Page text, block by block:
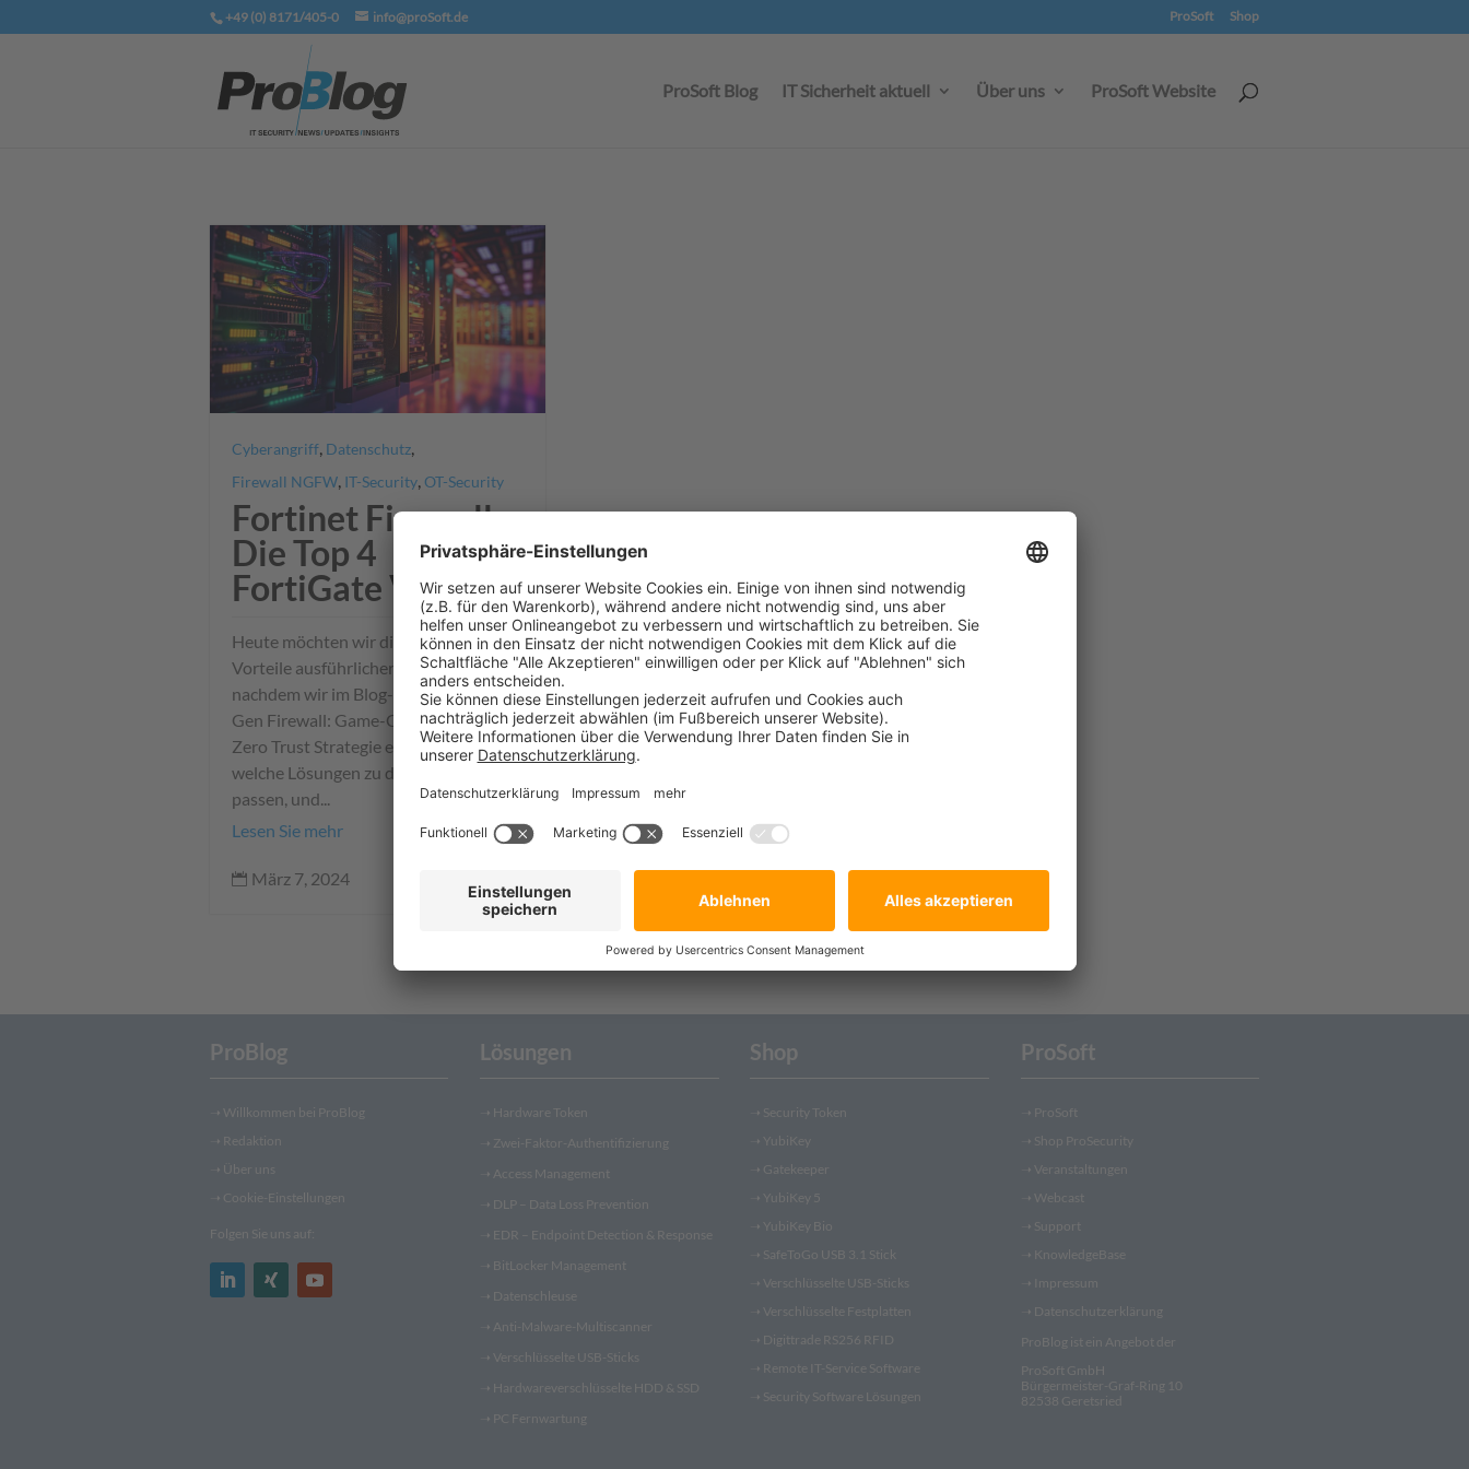
+49 (0) 8171/405-0 info@proSoft.de ProSoft Shop
ProSoft Blog IT Sicherheit aktuell Über uns ProSoft Website
Cyberangriff, Datenschutz,
Firewall NGFW, IT-Security, OT-Security
Fortinet Firewall:
Die Top 4
FortiGate Vorteile
Heute möchten wir die Top 4 FortiGate
Vorteile ausführlicher schildern –
nachdem wir im Blog-Beitrag Next-
Gen Firewall: Game-Changer für Ihre
Zero Trust Strategie erläutert haben,
welche Lösungen zu dieser Strategie
passen, und...
Lesen Sie mehr
 März 7, 2024
ProBlog
➝ Willkommen bei ProBlog
➝ Redaktion
➝ Über uns
➝ Cookie-Einstellungen
Folgen Sie uns auf:
Lösungen
➝ Hardware Token
➝ Zwei-Faktor-Authentifizierung
➝ Access Management
➝ DLP – Data Loss Prevention
➝ EDR – Endpoint Detection & Response
➝ BitLocker Management
➝ Datenschleuse
➝ Anti-Malware-Multiscanner
➝ Verschlüsselte USB-Sticks
➝ Hardwareverschlüsselte HDD & SSD
➝
PC Fernwartung
Shop
➝ Security Token
➝ YubiKey
➝ Gatekeeper
➝ YubiKey 5
➝ YubiKey Bio
➝ SafeToGo USB 3.1 Stick
➝ Verschlüsselte USB-Sticks
➝ Verschlüsselte Festplatten
➝ Digittrade RS256 RFID
➝ Remote IT-Service Software
➝ Security Software Lösungen
ProSoft
➝
ProSoft
➝ Shop ProSecurity
➝ Veranstaltungen
➝ Webcast
➝ Support
➝ KnowledgeBase
➝ Impressum
➝ Datenschutzerklärung
ProBlog ist ein Angebot der
ProSoft GmbH
Bürgermeister-Graf-Ring 10
82538 Geretsried